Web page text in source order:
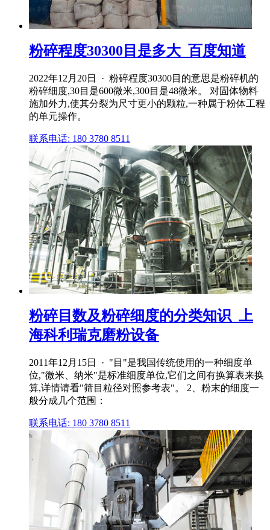
粉碎程度30300目是多大_百度知道
2022年12月20日 · 粉碎程度30300目的意思是粉碎机的
粉碎细度,30目是600微米,300目是48微米。 对固体物料
施加外力,使其分裂为尺寸更小的颗粒,一种属于粉体工程
的单元操作。
联系电话: 180 3780 8511
粉碎目数及粉碎细度的分类知识_上
海科利瑞克磨粉设备
2011年12月15日 · "目"是我国传统使用的一种细度单
位,"微米、纳米"是标准细度单位,它们之间有换算表来换
算,详情请看"筛目粒径对照参考表"。 2、粉末的细度一
般分成几个范围：
联系电话: 180 3780 8511